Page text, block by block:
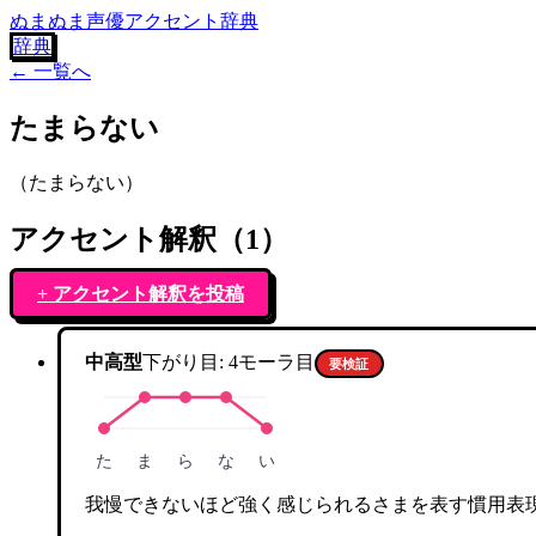
ぬまぬま声優アクセント辞典
辞典
← 一覧へ
たまらない
（たまらない）
アクセント解釈（1）
+ アクセント解釈を投稿
中高型下がり目: 4モーラ目 要検証
た ま ら な い
我慢できないほど強く感じられるさまを表す慣用表